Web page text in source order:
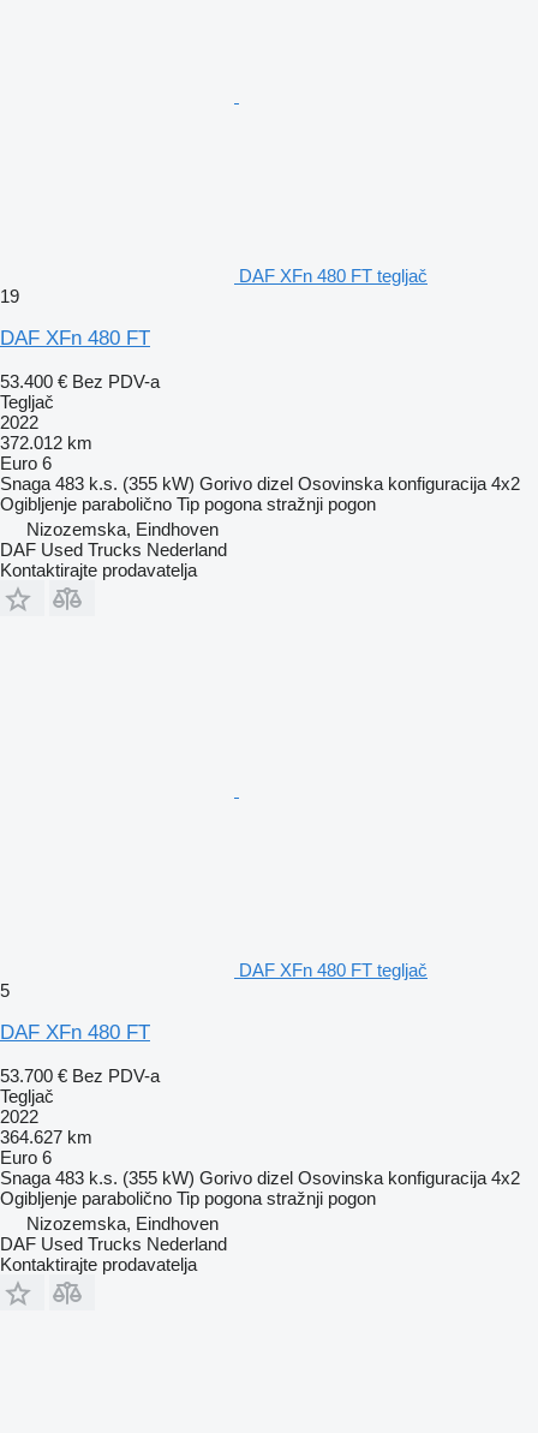
DAF XFn 480 FT tegljač
19
DAF XFn 480 FT
53.400 € Bez PDV-a
Tegljač
2022
372.012 km
Euro 6
Snaga 483 k.s. (355 kW) Gorivo dizel Osovinska konfiguracija 4x2
Ogibljenje parabolično Tip pogona stražnji pogon
Nizozemska, Eindhoven
DAF Used Trucks Nederland
Kontaktirajte prodavatelja
DAF XFn 480 FT tegljač
5
DAF XFn 480 FT
53.700 € Bez PDV-a
Tegljač
2022
364.627 km
Euro 6
Snaga 483 k.s. (355 kW) Gorivo dizel Osovinska konfiguracija 4x2
Ogibljenje parabolično Tip pogona stražnji pogon
Nizozemska, Eindhoven
DAF Used Trucks Nederland
Kontaktirajte prodavatelja